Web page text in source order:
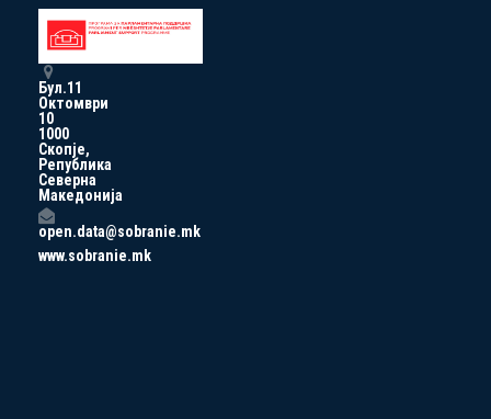
Бул.11
Октомври
10
1000
Скопје,
Република
Северна
Македонија
open.data@sobranie.mk
www.sobranie.mk